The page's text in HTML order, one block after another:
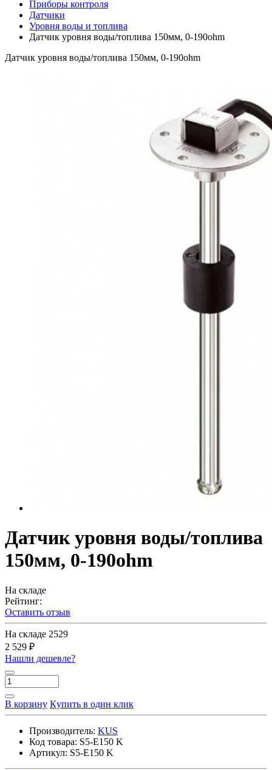
Приборы контроля
Датчики
Уровня воды и топлива
Датчик уровня воды/топлива 150мм, 0-190ohm
Датчик уровня воды/топлива 150мм, 0-190ohm
Датчик уровня воды/топлива
150мм, 0-190ohm
На складе
Рейтинг:
Оставить отзыв
На складе 2529
2 529 ₽
Нашли дешевле?
В корзину Купить в один клик
Производитель: KUS
Код товара: S5-E150 K
Артикул: S5-E150 K